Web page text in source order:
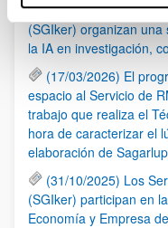
(21/05/2026) Los
(SGIker) organizan
la IA en investigación,
(17/03/2026) El
espacio al Servicio de
trabajo que realiza el
hora de caracterizar el
elaboración de
(31/10/2025) Los
(SGIker) participan en
Economía y Empresa